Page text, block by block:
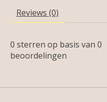
Reviews (0)
0 sterren op basis van 0
beoordelingen